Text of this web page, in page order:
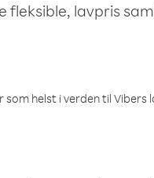
fleksible, lavpris
helst i verden til Vibers